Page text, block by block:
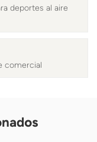
deportes al aire
comercial